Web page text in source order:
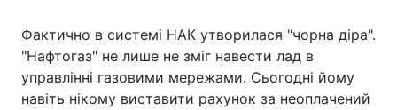
Фактично в системі НАК утворилася "чорна діра".
"Нафтогаз" не лише не зміг навести лад в
управлінні газовими мережами. Сьогодні йому
навіть нікому виставити рахунок за неоплачений